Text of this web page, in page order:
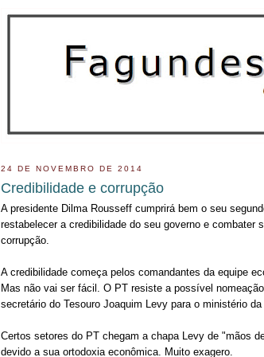
24 DE NOVEMBRO DE 2014
Credibilidade e corrupção
A presidente Dilma Rousseff cumprirá bem o seu
restabelecer a credibilidade do seu governo e combater
corrupção.
A credibilidade começa pelos comandantes da equipe
Mas não vai ser fácil. O PT resiste a possível
secretário do Tesouro Joaquim Levy para o ministério da
Certos setores do PT chegam a chapa Levy de "mãos
devido a sua ortodoxia econômica. Muito exagero.